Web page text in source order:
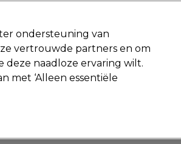
Mannen Vegan Nieuwe producten
ondersteuning van
vertrouwde partners en om
deze naadloze ervaring wilt.
met ‘Alleen essentiële